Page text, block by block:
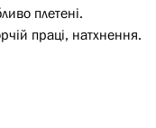
плетені.
праці, натхнення.